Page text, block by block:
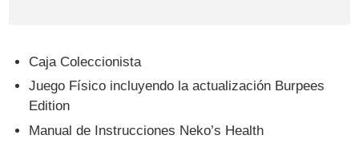
Caja Coleccionista
Juego Físico incluyendo la actualización Burpees
Edition
Manual de Instrucciones Neko’s Health